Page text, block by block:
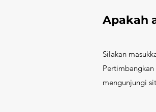
Apakah
Silakan
mengunjungi